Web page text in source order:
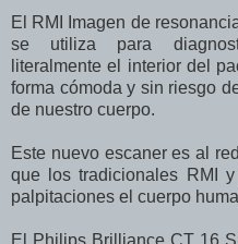
El RMI Imagen de
se utiliza para
literalmente el interior del
forma cómoda y sin riesgo
de nuestro cuerpo.
Este nuevo escaner es al
que los tradicionales RMI
palpitaciones el cuerpo